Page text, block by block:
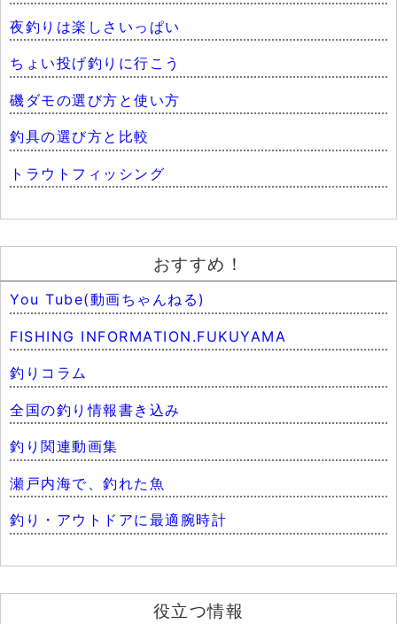
夜釣りは楽しさいっぱい
ちょい投げ釣りに行こう
磯ダモの選び方と使い方
釣具の選び方と比較
トラウトフィッシング
おすすめ！
You Tube(動画ちゃんねる)
FISHING INFORMATION.FUKUYAMA
釣りコラム
全国の釣り情報書き込み
釣り関連動画集
瀬戸内海で、釣れた魚
釣り・アウトドアに最適腕時計
役立つ情報